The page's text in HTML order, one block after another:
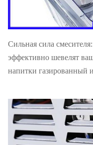
Сильная сила
эффективно шевелят
напитки газированный